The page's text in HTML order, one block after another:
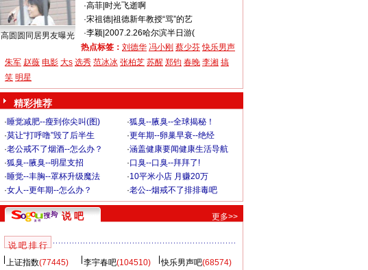
高圆圆同居男友曝光
·高菲| 时光飞逝啊
·宋祖德| 祖德新年教授“骂”的艺
·李颖| 2007.2.26哈尔滨半日游(
热点标签： 刘德华 冯小刚 蔡少芬 快乐男声
朱军 赵薇 电影 大s 选秀 范冰冰 张柏芝 苏醒 郑钧 春晚 李湘 搞
笑 明星
精彩推荐
·睡觉减肥--瘦到你尖叫(图) ·狐臭--腋臭--全球揭秘！
·莫让“打呼噜”毁了后半生 ·更年期--卵巢早衰--绝经
·老公戒不了烟酒--怎么办？ ·涵盖健康要闻健康生活导航
·狐臭--腋臭--明星支招 ·口臭--口臭--拜拜了!
·睡觉--丰胸--罩杯升级魔法 ·10平米小店 月赚20万
·女人--更年期--怎么办？ ·老公--烟戒不了排排毒吧
说 吧 更多>>
说 吧 排 行
上证指数(77445) 李宇春吧(104510) 快乐男声吧(68574)